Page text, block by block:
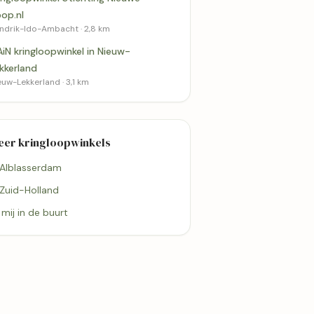
2,8 km 3,1 km
GAiN kringloopwinkel in
4,3
Ido-Ambacht · 2,8 km
kringloopwinkel in Nieuw-
Lekkerland · 3,1 km
kringloopwinkels
Holland
mij in de buurt